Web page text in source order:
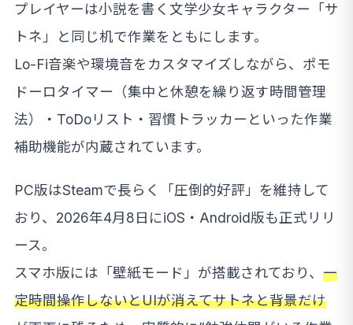
プレイヤーは小説を書く文学少女キャラクター「サ
トネ」と同じ机で作業をともにします。
Lo-Fi音楽や環境音をカスタマイズしながら、ポモ
ドーロタイマー（集中と休憩を繰り返す時間管理
法）・ToDoリスト・習慣トラッカーといった作業
補助機能が内蔵されています。
PC版はSteamで長らく「圧倒的好評」を維持して
おり、2026年4月8日にiOS・Android版も正式リリ
ース。
スマホ版には「壁紙モード」が搭載されており、 一
定時間操作しないとUIが消えてサトネと背景だけ